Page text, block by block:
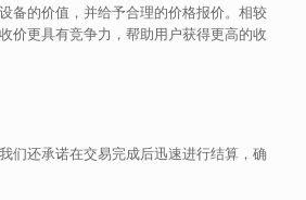
备的价值，并给予合理的价格报价。相较
价更具有竞争力，帮助用户获得更高的收
们还承诺在交易完成后迅速进行结算，确